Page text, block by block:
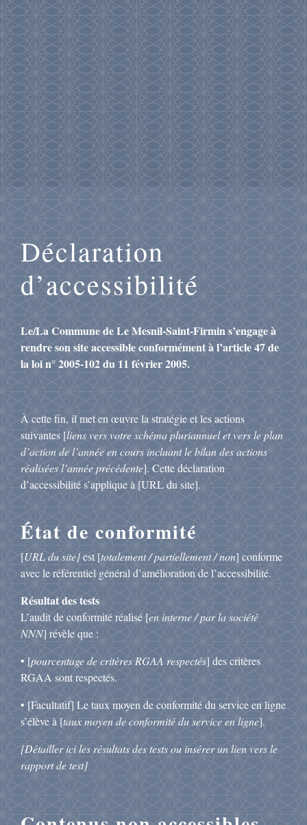
Déclaration
d’accessibilité
Le/La Commune de Le Mesnil-Saint-Firmin s’engage à
rendre son site accessible conformément à l’article 47 de
la loi n° 2005-102 du 11 février 2005.
À cette fin, il met en œuvre la stratégie et les actions
suivantes [liens vers votre schéma pluriannuel et vers le plan
d’action de l’année en cours incluant le bilan des actions
réalisées l’année précédente]. Cette déclaration
d’accessibilité s’applique à [URL du site].
État de conformité
[URL du site]est [totalement / partiellement / non] conforme
avec le référentiel général d’amélioration de l’accessibilité.
Résultat des tests
L’audit de conformité réalisé [en interne / par la société
NNN] révèle que :
• [pourcentage de critères RGAA respectés] des critères
RGAA sont respectés.
• [Facultatif] Le taux moyen de conformité du service en ligne
s’élève à [taux moyen de conformité du service en ligne].
[Détailler ici les résultats des tests ou insérer un lien vers le
rapport de test]